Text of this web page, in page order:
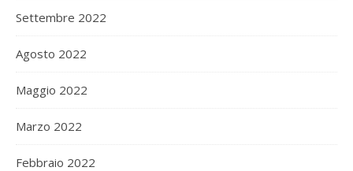
Settembre 2022
Agosto 2022
Maggio 2022
Marzo 2022
Febbraio 2022